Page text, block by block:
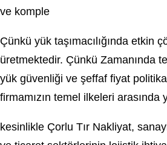
ve komple
Çünkü yük taşımacılığında etkin
üretmektedir. Çünkü Zamanında
yük güvenliği ve şeffaf fiyat
firmamızın temel ilkeleri arasında
kesinlikle Çorlu Tır Nakliyat,